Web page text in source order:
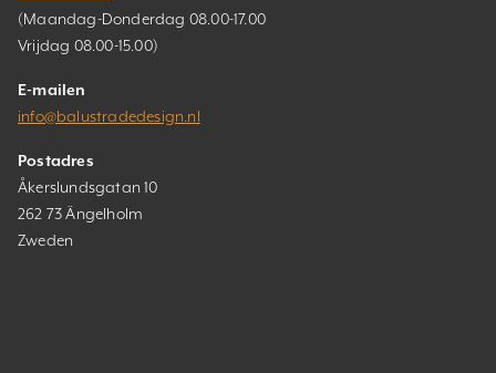
(Maandag-Donderdag 08.00-17.00
Vrijdag 08.00-15.00)
E-mailen
info@balustradedesign.nl
Postadres
Åkerslundsgatan 10
262 73 Ängelholm
Zweden